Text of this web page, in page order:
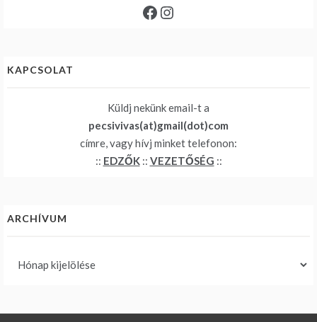
Facebook
Instagram
KAPCSOLAT
Küldj nekünk email-t a
pecsivivas(at)gmail(dot)com
címre, vagy hívj minket telefonon:
:: EDZŐK:: VEZETŐSÉG ::
ARCHÍVUM